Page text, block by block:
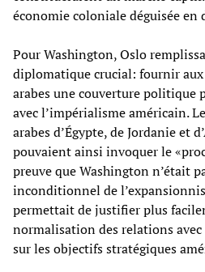
économie coloniale déguisée en
Pour Washington, Oslo
diplomatique crucial: fournir
arabes une couverture politique
avec l’impérialisme américain.
arabes d’Égypte, de Jordanie et
pouvaient ainsi invoquer le
preuve que Washington n’était
inconditionnel de
permettait de justifier plus
normalisation des relations
sur les objectifs stratégiques